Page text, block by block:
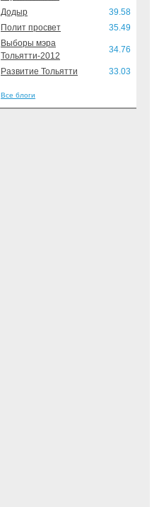
Додыр
39.58
Полит просвет
35.49
Выборы мэра
Тольятти-2012
34.76
Развитие Тольятти 33.03
Все блоги